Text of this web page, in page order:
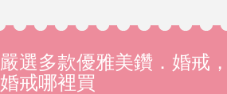
嚴選多款優雅美鑽．婚戒
婚戒哪裡買